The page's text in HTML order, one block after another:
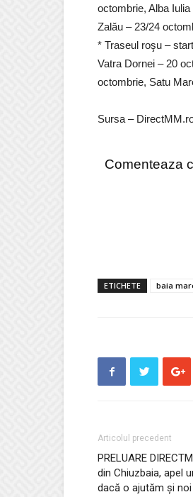
octombrie, Alba
Zalău – 23/24
* Traseul roşu –
Vatra Dornei – 20
octombrie, Satu
Sursa –
Comenteaza
ETICHETE baia
Articolul precedent
PRELUARE
din Chiuzbaia, apel
dacă o ajutăm și noi